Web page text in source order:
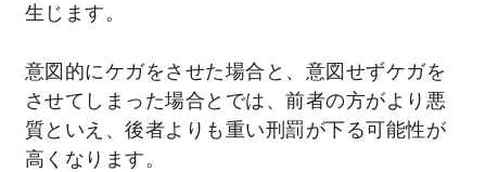
生じます。
意図的にケガをさせた場合と、意図せずケガを
させてしまった場合とでは、前者の方がより悪
質といえ、後者よりも重い刑罰が下る可能性が
高くなります。